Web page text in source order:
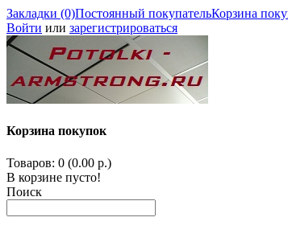
Закладки (0)Постоянный покупательКорзина
Войти или зарегистрироваться
Корзина покупок
Товаров: 0 (0.00 р.)
В корзине пусто!
Поиск